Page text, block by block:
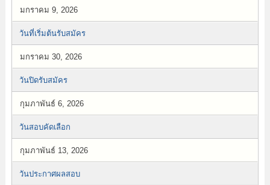
มกราคม 9, 2026
วันที่เริ่มต้นรับสมัคร
มกราคม 30, 2026
วันปิดรับสมัคร
กุมภาพันธ์ 6, 2026
วันสอบคัดเลือก
กุมภาพันธ์ 13, 2026
วันประกาศผลสอบ